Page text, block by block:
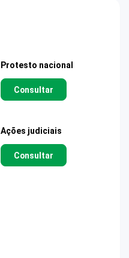
Protesto nacional
Consultar
Ações judiciais
Consultar